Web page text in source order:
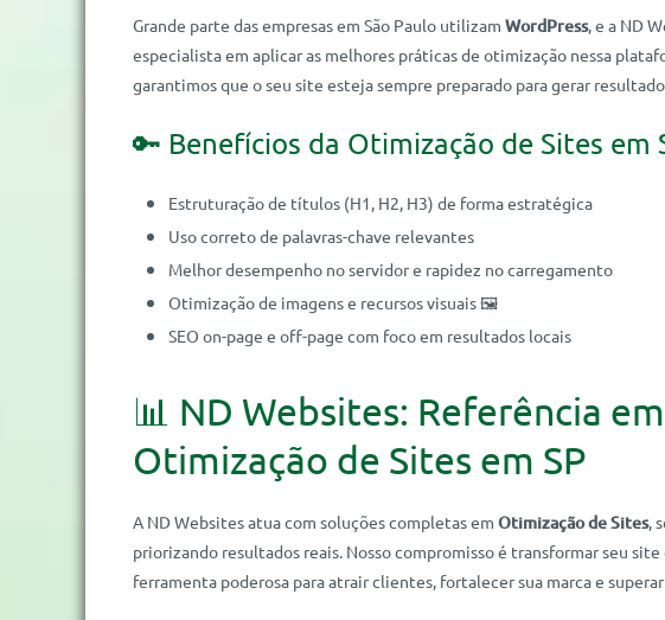
Grande parte das empresas em São Paulo utilizam WordPress, e a ND
especialista em aplicar as melhores práticas de otimização nessa
garantimos que o seu site esteja sempre preparado para gerar
🔑 Benefícios da Otimização de Sites em
Estruturação de títulos (H1, H2, H3) de forma estratégica
Uso correto de palavras-chave relevantes
Melhor desempenho no servidor e rapidez no carregamento
Otimização de imagens e recursos visuais 🖼️
SEO on-page e off-page com foco em resultados locais
📊 ND Websites: Referência em
Otimização de Sites em SP
A ND Websites atua com soluções completas em Otimização de Sites,
priorizando resultados reais. Nosso compromisso é transformar seu site
ferramenta poderosa para atrair clientes, fortalecer sua marca e